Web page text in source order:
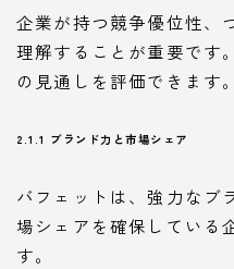
企業が持つ競争優位性、
理解することが重要です
の見通しを評価できます。
2.1.1 ブランド力と市場シェア
バフェットは、強力なブ
場シェアを確保している
す。